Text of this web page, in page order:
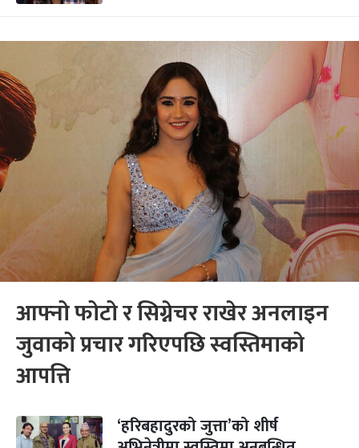
आफ्नो फोटो र सिग्नेचर राखेर अनलाइन
जुवाको प्रचार गरिएपछि स्वस्तिमाको
आपत्ति
‘हरिबहादुरको जुत्ता’को शीर्ष